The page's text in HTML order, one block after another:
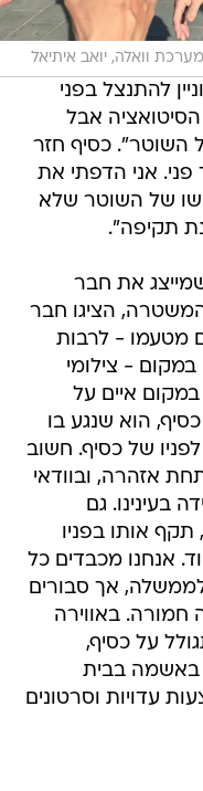
מערכת וואלה, יואב איתיאל
להתנצל בפני
אבל
השוטר". כסיף חזר
אני הדפתי את
של השוטר שלא
תקיפה".
את חבר
הציגו חבר
מטעמו - לרבות
במקום - צילומי
איים על
הוא שנגע בו
של כסיף. חשוב
אזהרה, ובוודאי
בעינינו. גם
אותו בפניו
אנחנו מכבדים כל
אך סבורים
באווירה
על כסיף,
באשמה בבית
עדויות וסרטונים